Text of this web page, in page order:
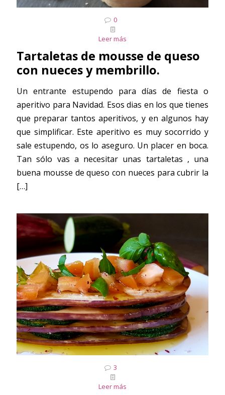
0
Leer más
Tartaletas de mousse de queso
con nueces y membrillo.
Un entrante estupendo para días de fiesta o
aperitivo para Navidad. Esos dias en los que tienes
que preparar tantos aperitivos, y en algunos hay
que simplificar. Este aperitivo es muy socorrido y
sale estupendo, os lo aseguro. Un placer en boca.
Tan sólo vas a necesitar unas tartaletas , una
buena mousse de queso con nueces para cubrir la
[…]
3
Leer más